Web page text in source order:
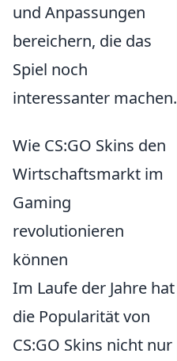
und Anpassungen
bereichern, die das
Spiel noch
interessanter machen.
Wie CS:GO Skins den
Wirtschaftsmarkt im
Gaming
revolutionieren
können
Im Laufe der Jahre hat
die Popularität von
CS:GO Skins nicht nur